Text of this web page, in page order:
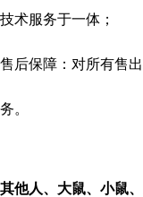
技术服务于一体；
售后保障：对所有售
务。
其他人、大鼠、小鼠